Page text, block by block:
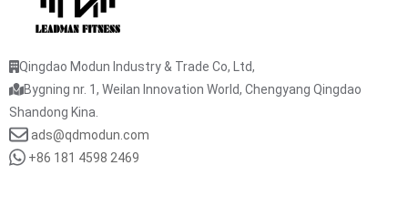
Qingdao Modun Industry & Trade Co, Ltd,
Bygning nr. 1, Weilan Innovation World, Chengyang Qingdao
Shandong Kina.
ads@qdmodun.com
+86 181 4598 2469